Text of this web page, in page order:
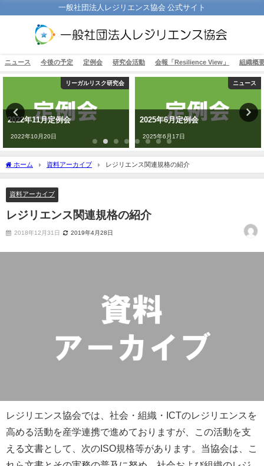
一般社団法人レジリエンス協会 公式サイト
ニュース 今後の予定 定例会 研究会活動 会報「Resilience View」 組織概
リーガルリスク研究会
2022年11月定例会
2022年10月20日
ニュース
2025年6月定例会
2025年6月17日
ホーム 資料アーカイブ レジリエンス関連規格の紹介
資料アーカイブ
レジリエンス関連規格の紹介
2018年12月31日 2019年4月28日
レジリエンス協会では、社会・組織・ICTのレジリエンスを
高める活動を産学連携で進めておりますが、この活動を支
える文書として、次のISO規格等があります。当協会は、こ